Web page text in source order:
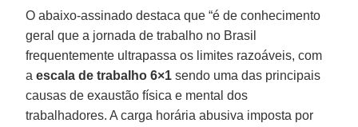
O abaixo-assinado destaca que “é de conhecimento
geral que a jornada de trabalho no Brasil
frequentemente ultrapassa os limites razoáveis, com
aescala de trabalho 6×1 sendo uma das principais
causas de exaustão física e mental dos
trabalhadores. A carga horária abusiva imposta por